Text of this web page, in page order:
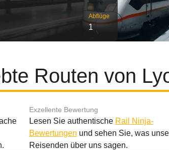
Abflüge
1
Routen von
Exzellente Bewertung
Lesen Sie authentische Rail Ninja-
Bewertungen und sehen Sie, was
Reisenden über uns sagen.